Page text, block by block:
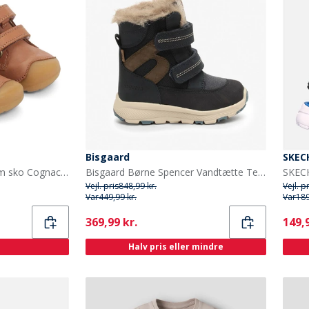
Bundgaard Baby små rem sko Cognac Ws
Bisgaard
Bisgaard Børne Spencer Vandtætte Tex Støvler Navy
Vejl. pris848,99 kr.
Var449,99 kr.
Current
369,99 kr.
Halv pris eller mindre
Vejl.
Var